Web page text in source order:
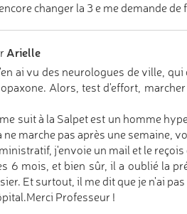
changer la 3 e me demande
Arielle
ai vu des neurologues de ville,
Alors, test d'effort,
suit à la Salpet est un homme
ne marche pas après une semaine,
j'envoie un mail et le
6 mois, et bien sûr, il a oublié la
Et surtout, il me dit que je n'ai
Professeur !